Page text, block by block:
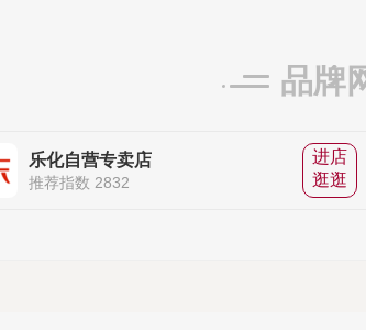
品牌
乐化自营专卖店
推荐指数 2832
进店
逛逛